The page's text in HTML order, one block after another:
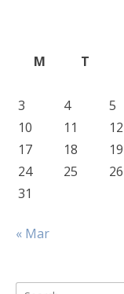
M
T
3
4 5
10
11 12
17
18 19
24
25 26
31
« Mar